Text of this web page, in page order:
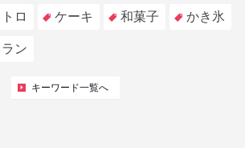
ロ ケーキ 和菓子 かき氷
ン
キーワード一覧へ